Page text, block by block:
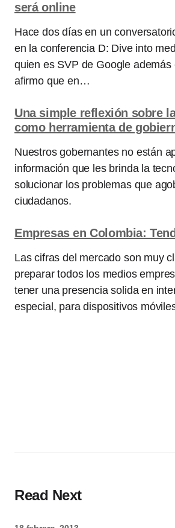
será online
Hace dos días en un
en la conferencia D: Dive into
quien es SVP de Google además
afirmo que en…
Una simple reflexión sobre
como herramienta de
Nuestros gobernantes no están
información que les brinda la
solucionar los problemas que
ciudadanos.
Empresas en Colombia:
Las cifras del mercado son muy
preparar todos los medios
tener una presencia solida en
especial, para dispositivos
Read Next